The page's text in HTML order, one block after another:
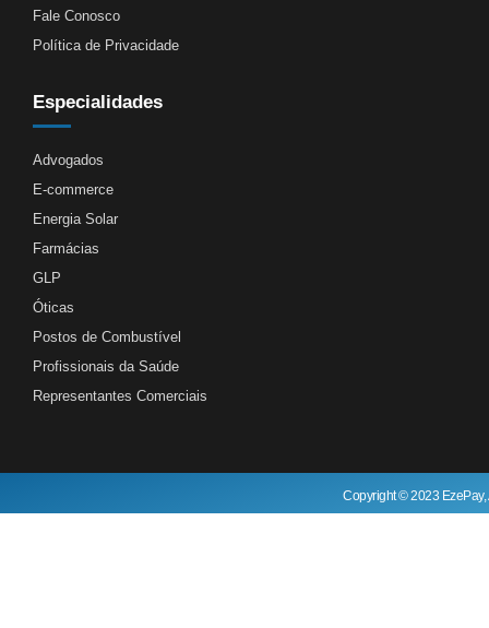
Fale Conosco
Política de Privacidade
Especialidades
Advogados
E-commerce
Energia Solar
Farmácias
GLP
Óticas
Postos de Combustível
Profissionais da Saúde
Representantes Comerciais
Copyright © 2023